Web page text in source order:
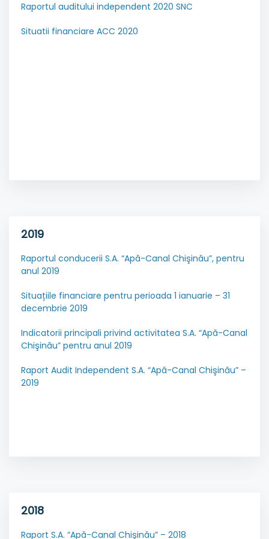
Raportul auditului independent 2020 SNC
Situatii financiare ACC 2020
2019
Raportul conducerii S.A. “Apă-Canal Chişinău”, pentru
anul 2019
Situațiile financiare pentru perioada 1 ianuarie – 31
decembrie 2019
Indicatorii principali privind activitatea S.A. “Apă-Canal
Chişinău” pentru anul 2019
Raport Audit Independent S.A. “Apă-Canal Chişinău” –
2019
2018
Raport S.A. “Apă-Canal Chişinău” – 2018